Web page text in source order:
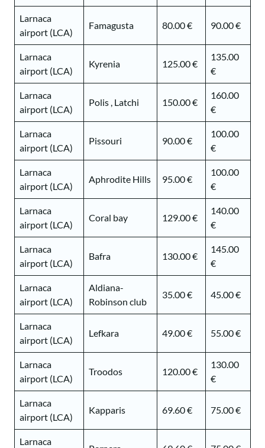
Larnaca
airport (LCA)
Famagusta 80.00 € 90.00 €
Larnaca
airport (LCA)
Kyrenia 125.00 €
135.00
€
Larnaca
airport (LCA)
Polis , Latchi 150.00 €
160.00
€
Larnaca
airport (LCA)
Pissouri 90.00 €
100.00
€
Larnaca
airport (LCA)
Aphrodite Hills 95.00 €
100.00
€
Larnaca
airport (LCA)
Coral bay 129.00 €
140.00
€
Larnaca
airport (LCA)
Bafra 130.00 €
145.00
€
Larnaca
airport (LCA)
Aldiana-
Robinson club
35.00 € 45.00 €
Larnaca
airport (LCA)
Lefkara 49.00 € 55.00 €
Larnaca
airport (LCA)
Troodos 120.00 €
130.00
€
Larnaca
airport (LCA)
Kapparis 69.60 € 75.00 €
Larnaca